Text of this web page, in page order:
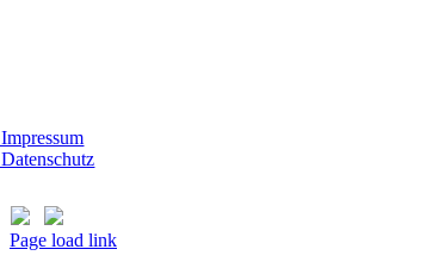
Page load link